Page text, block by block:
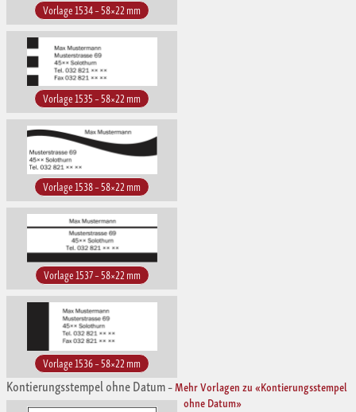
Vorlage 1534 – 58×22 mm
Vorlage 1535 – 58×22 mm
Vorlage 1538 – 58×22 mm
Vorlage 1537 – 58×22 mm
Vorlage 1536 – 58×22 mm
Kontierungsstempel ohne Datum–Mehr Vorlagen zu «Kontierungsstempel
ohne Datum»